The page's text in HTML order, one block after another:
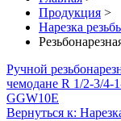
Продукция >
Нарезка
Ручной
чемодане R 1/2-3/4-
GGW10E
Вернуться к: